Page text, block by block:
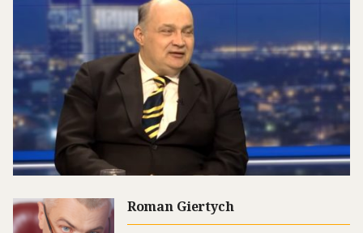
Roman Giertych